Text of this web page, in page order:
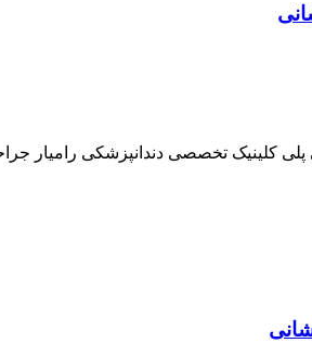
پلی کلینیک تخصصی دندانپزشکی رامیار